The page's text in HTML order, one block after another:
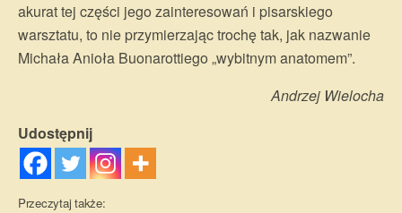
akurat tej części jego zainteresowań i pisarskiego
warsztatu, to nie przymierzając trochę tak, jak nazwanie
Michała Anioła Buonarottiego „wybitnym anatomem”.
Andrzej Wielocha
Udostępnij
Przeczytaj także: